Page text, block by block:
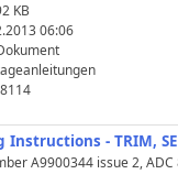
KB
06:06
- TRIM,
A9900344 issue 2,